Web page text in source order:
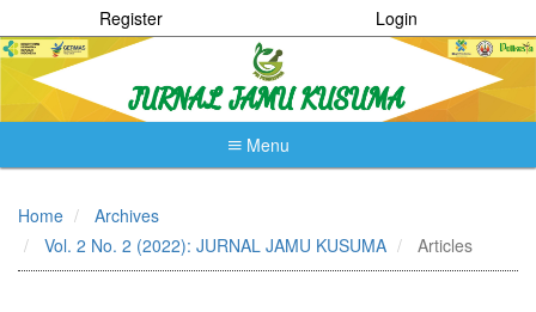
Register Login
Menu
Quick
page
content
Home
Archives
Vol. 2 No. 2 (2022): JURNAL JAMU KUSUMA
Articles